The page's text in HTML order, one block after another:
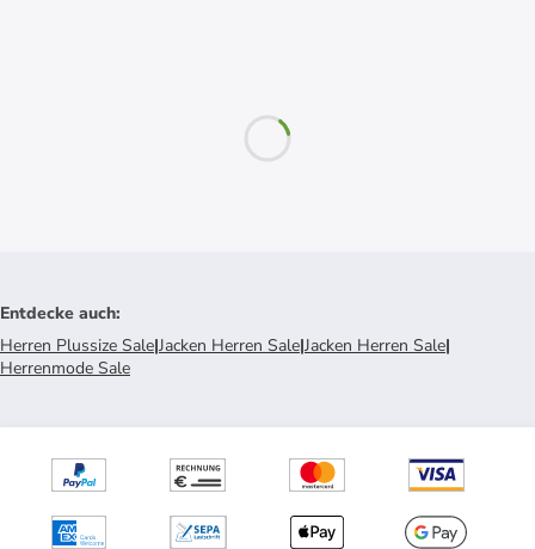
Entdecke auch:
Herren Plussize Sale|Jacken Herren Sale|Jacken Herren Sale|
Herrenmode Sale